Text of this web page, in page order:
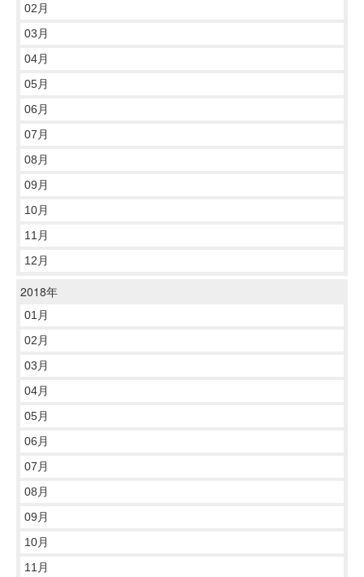
02月
03月
04月
05月
06月
07月
08月
09月
10月
11月
12月
2018年
01月
02月
03月
04月
05月
06月
07月
08月
09月
10月
11月